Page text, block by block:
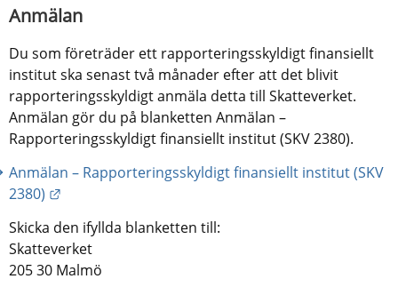
Anmälan
Du som företräder ett rapporteringsskyldigt finansiellt
institut ska senast två månader efter att det blivit
rapporteringsskyldigt anmäla detta till Skatteverket.
Anmälan gör du på blanketten Anmälan –
Rapporteringsskyldigt finansiellt institut (SKV 2380).
Anmälan – Rapporteringsskyldigt finansiellt institut (SKV
2380)
Skicka den ifyllda blanketten till:
Skatteverket
205 30 Malmö